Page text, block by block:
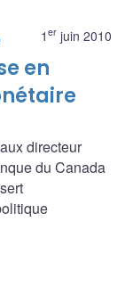
1 er juin 2010
en
directeur
du Canada